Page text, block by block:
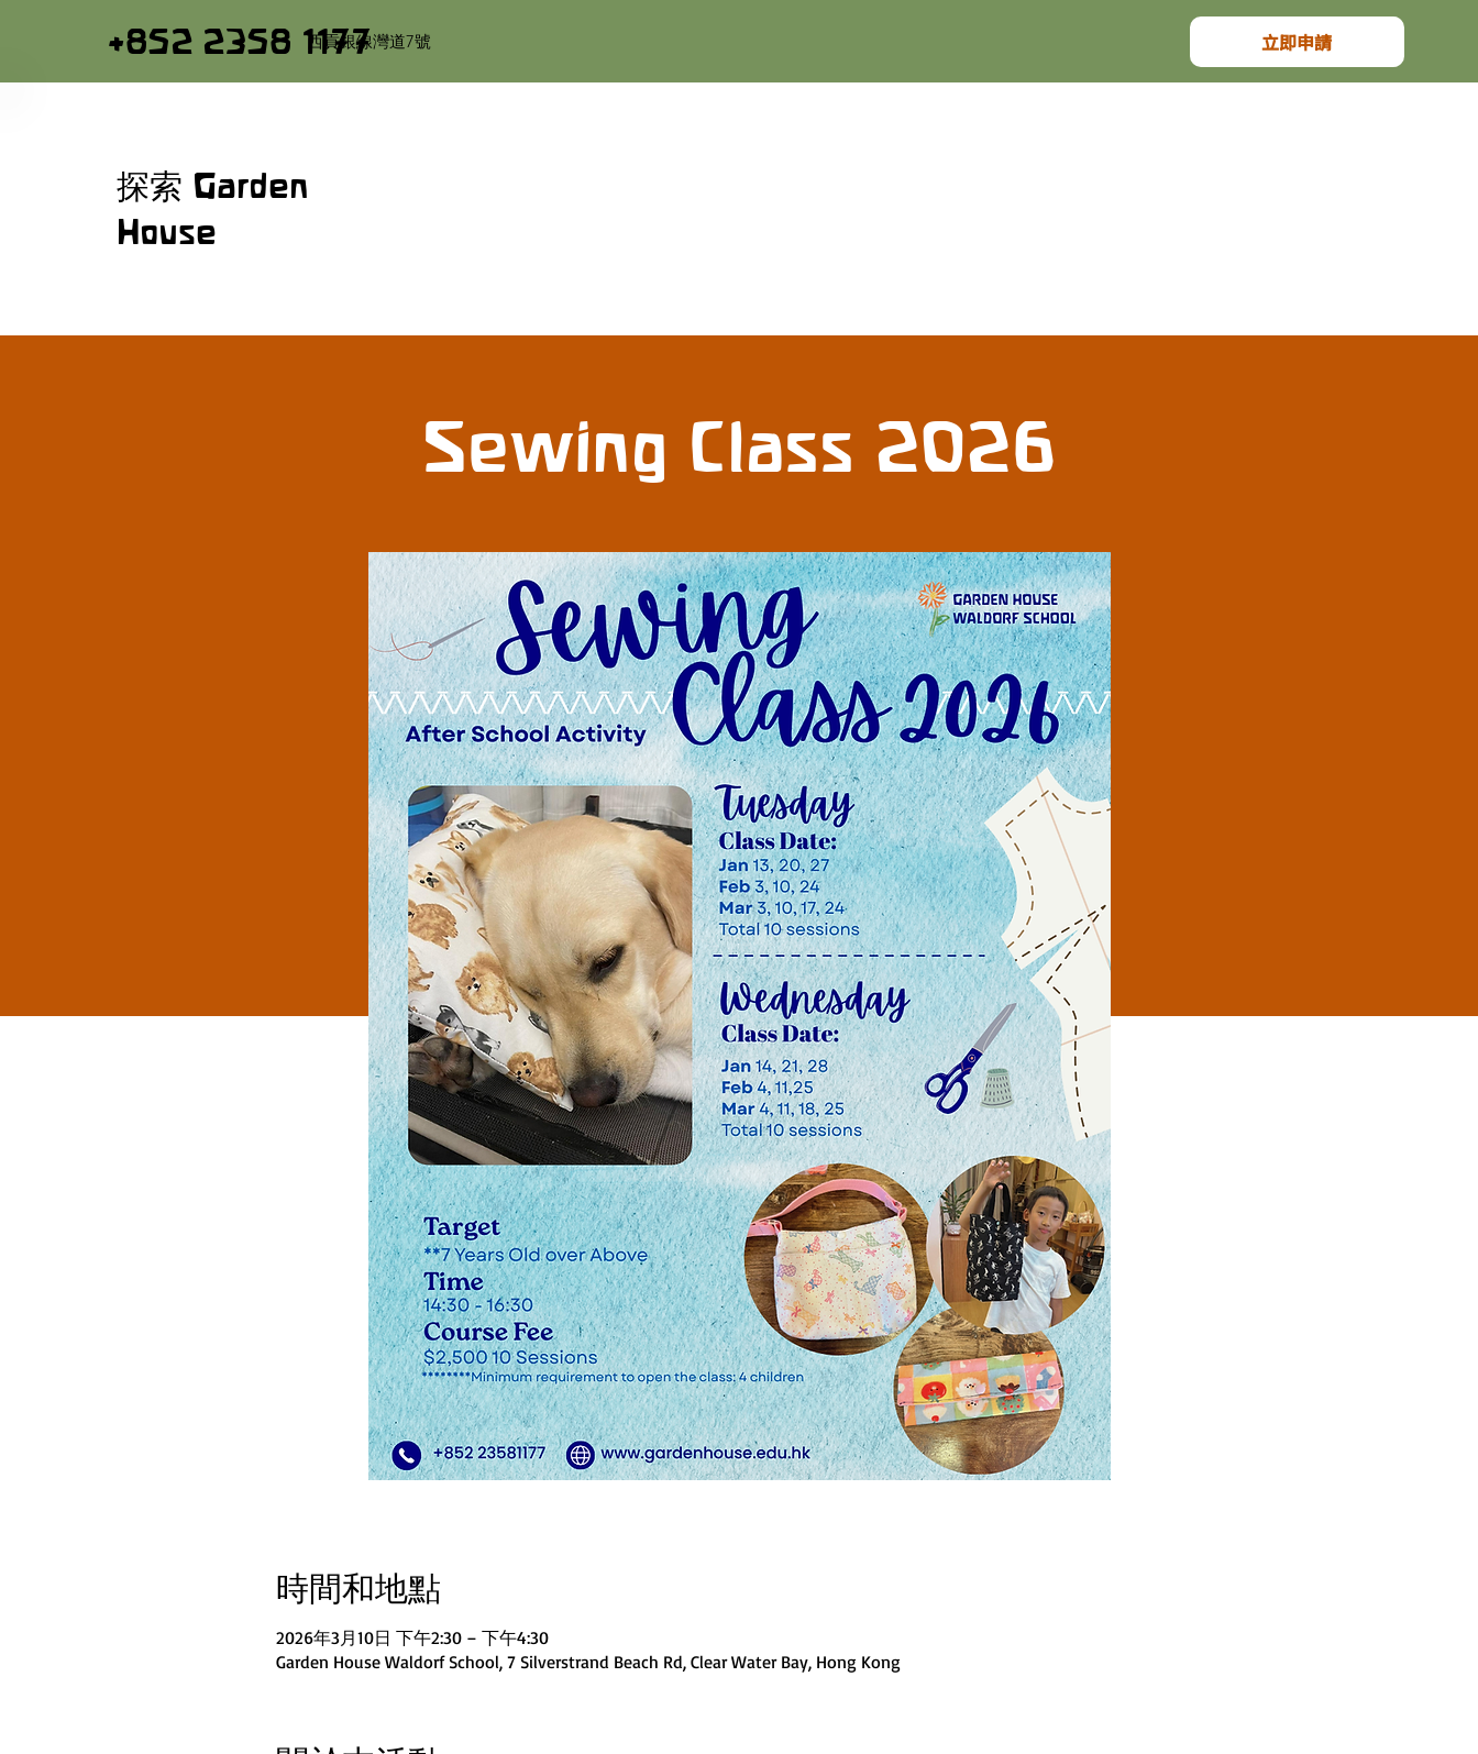
探索 Garden
House
Sewing Class 2026
時間和地點
2026年3月10日 下午2:30 – 下午4:30
Garden House Waldorf School, 7 Silverstrand Beach Rd, Clear Water Bay, Hong Kong
立即申請
+852 2358 1177
西貢銀線灣道7號